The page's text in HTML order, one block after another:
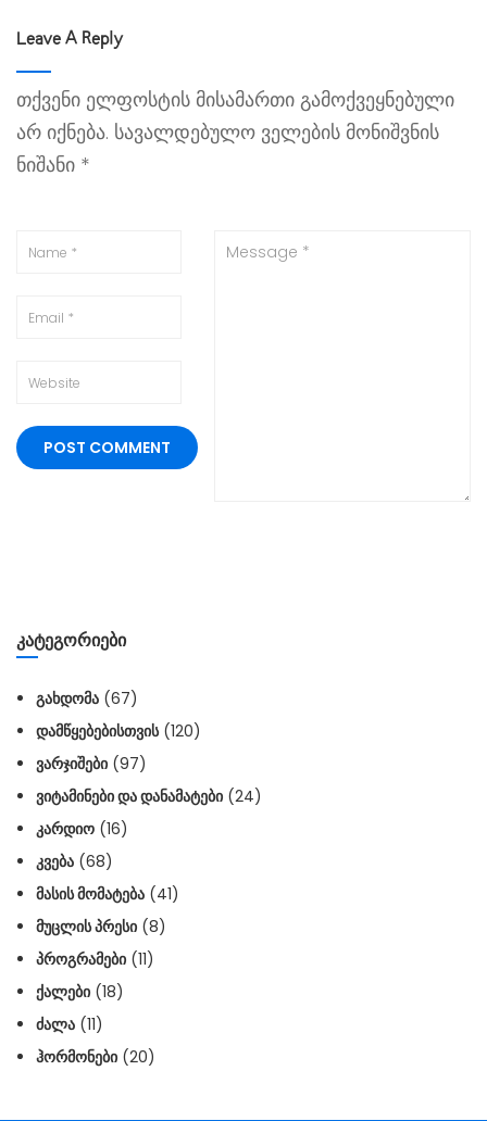
Leave A Reply
თქვენი ელფოსტის მისამართი გამოქვეყნებული
არ იქნება. სავალდებულო ველების მონიშვნის
ნიშანი *
ᲙᲐᲢᲔᲒᲝᲠᲘᲔᲑᲘ
ᲒᲐᲮᲓᲝᲛᲐ (67)
ᲓᲐᲛᲬᲧᲔᲑᲔᲑᲘᲡᲗᲕᲘᲡ(120)
ᲕᲐᲠᲯᲘᲨᲔᲑᲘ (97)
ᲕᲘᲢᲐᲛᲘᲜᲔᲑᲘ ᲓᲐ ᲓᲐᲜᲐᲛᲐᲢᲔᲑᲘ (24)
ᲙᲐᲠᲓᲘᲝ (16)
ᲙᲕᲔᲑᲐ (68)
ᲛᲐᲡᲘᲡ ᲛᲝᲛᲐᲢᲔᲑᲐ (41)
ᲛᲣᲪᲚᲘᲡ ᲞᲠᲔᲡᲘ (8)
ᲞᲠᲝᲒᲠᲐᲛᲔᲑᲘ (11)
ᲥᲐᲚᲔᲑᲘ (18)
ᲫᲐᲚᲐ (11)
ᲰᲝᲠᲛᲝᲜᲔᲑᲘ (20)